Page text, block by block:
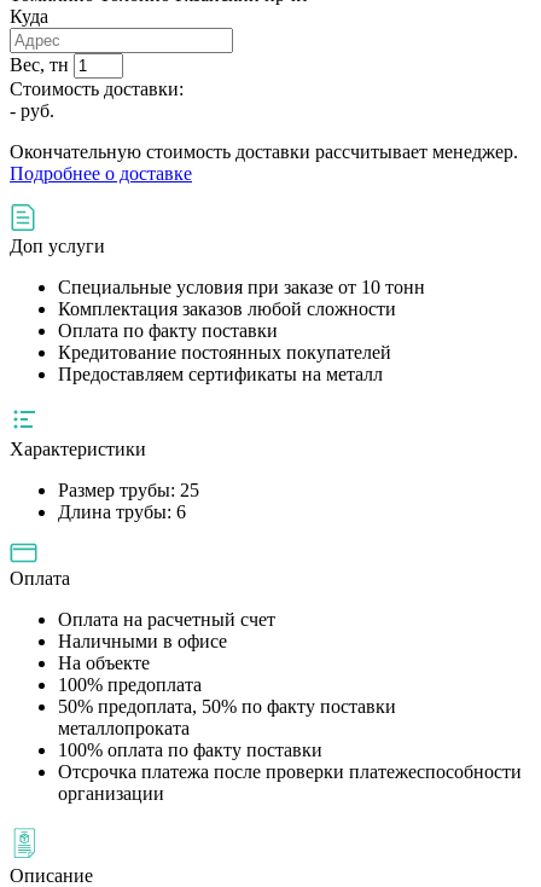
Куда
Вес, тн
Стоимость доставки:
- руб.
Окончательную стоимость доставки рассчитывает менеджер.
Подробнее о доставке
Доп услуги
Специальные условия при заказе от 10 тонн
Комплектация заказов любой сложности
Оплата по факту поставки
Кредитование постоянных покупателей
Предоставляем сертификаты на металл
Характеристики
Размер трубы: 25
Длина трубы: 6
Оплата
Оплата на расчетный счет
Наличными в офисе
На объекте
100% предоплата
50% предоплата, 50% по факту поставки
металлопроката
100% оплата по факту поставки
Отсрочка платежа после проверки платежеспособности
организации
Описание